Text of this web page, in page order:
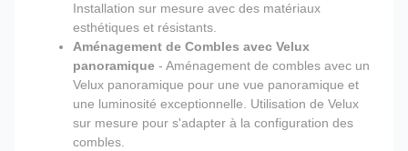
Installation sur mesure avec des matériaux
esthétiques et résistants.
Aménagement de Combles avec Velux
panoramique - Aménagement de combles avec un
Velux panoramique pour une vue panoramique et
une luminosité exceptionnelle. Utilisation de Velux
sur mesure pour s'adapter à la configuration des
combles.